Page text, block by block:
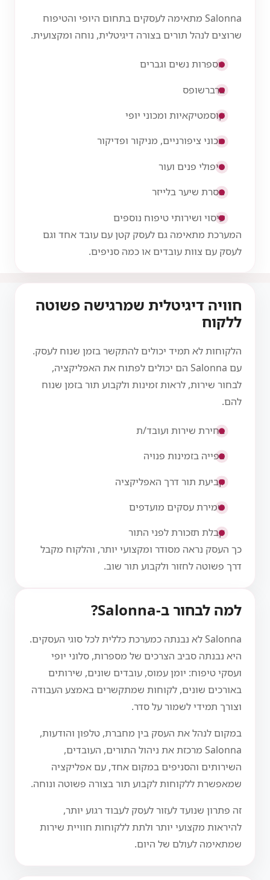
Salonna מתאימה לעסקים בתחום היופי והטיפוח
שרוצים לנהל תורים בצורה דיגיטלית, נוחה ומקצועית.
מספרות נשים וגברים
ברברשופס
קוסמטיקאיות ומכוני יופי
מכוני ציפורניים, מניקור ופדיקור
טיפולי פנים ועור
הסרת שיער בלייזר
עיסוי ושירותי טיפוח נוספים
המערכת מתאימה גם לעסק קטן עם עובד אחד וגם
לעסק עם צוות עובדים או כמה סניפים.
חוויה דיגיטלית שמרגישה פשוטה
ללקוח
הלקוחות לא תמיד יכולים להתקשר בזמן שנוח לעסק.
עם Salonna הם יכולים לפתוח את האפליקציה,
לבחור שירות, לראות זמינות ולקבוע תור בזמן שנוח
להם.
בחירת שירות ועובד/ת
צפייה בזמינות פנויה
קביעת תור דרך האפליקציה
שמירת עסקים מועדפים
קבלת תזכורת לפני התור
כך העסק נראה מסודר ומקצועי יותר, והלקוח מקבל
דרך פשוטה לחזור ולקבוע תור שוב.
למה לבחור ב-Salonna?
Salonna לא נבנתה כמערכת כללית לכל סוגי העסקים.
היא נבנתה סביב הצרכים של מספרות, סלוני יופי
ועסקי טיפוח: יומן עמוס, עובדים שונים, שירותים
באורכים שונים, לקוחות שמתקשרים באמצע העבודה
וצורך תמידי לשמור על סדר.
במקום לנהל את העסק בין מחברת, טלפון והודעות,
Salonna מרכזת את ניהול התורים, העובדים,
השירותים והסניפים במקום אחד, עם אפליקציה
שמאפשרת ללקוחות לקבוע תור בצורה פשוטה ונוחה.
זה פתרון שנועד לעזור לעסק לעבוד רגוע יותר,
להיראות מקצועי יותר ולתת ללקוחות חוויית שירות
שמתאימה לעולם של היום.